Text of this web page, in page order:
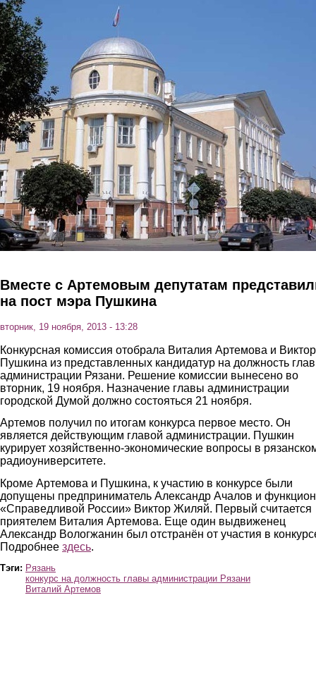
Перейти к основному содержанию
Вместе с Артемовым депутатам
на пост мэра Пушкина
вторник, 19 ноября, 2013 - 13:28
Конкурсная комиссия отобрала Виталия Артемова и
Пушкина из представленных кандидатур на должность
администрации Рязани. Решение комиссии вынесено во
вторник, 19 ноября. Назначение главы администрации
городской Думой должно состояться 21 ноября.
Артемов получил по итогам конкурса первое место. Он
является действующим главой администрации. Пушкин
курирует хозяйственно-экономические вопросы в
радиоуниверситете.
Кроме Артемова и Пушкина, к участию в конкурсе были
допущены предприниматель Александр Ачалов и
«Справедливой России» Виктор Жиляй. Первый считается
приятелем Виталия Артемова. Еще один выдвиженец
Александр Вологжанин был отстранён от участия в
Подробнее здесь.
Тэги: Рязань
конкурс на должность главы администрации Рязани
Виталий Артемов